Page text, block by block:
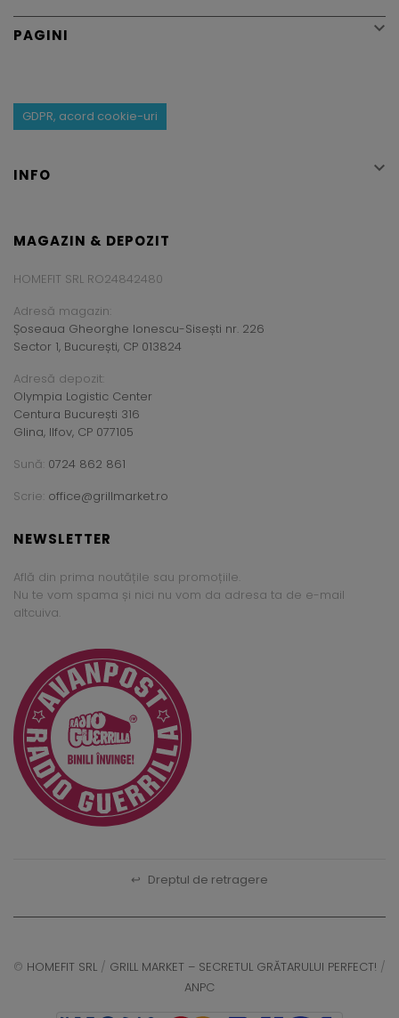
PAGINI 
GDPR, acord cookie-uri
INFO 
MAGAZIN & DEPOZIT
HOMEFIT SRL RO24842480
Adresă magazin:
Șoseaua Gheorghe Ionescu-Sisești nr. 226
Sector 1, București, CP 013824
Adresă depozit:
Olympia Logistic Center
Centura București 316
Glina, Ilfov, CP 077105
Sună: 0724 862 861
Scrie: office@grillmarket.ro
NEWSLETTER
Află din prima noutățile sau promoțiile.
Nu te vom spama și nici nu vom da adresa ta de e-mail
altcuiva.
↩ Dreptul de retragere
© HOMEFIT SRL / GRILL MARKET – SECRETUL GRĂTARULUI PERFECT! /
ANPC